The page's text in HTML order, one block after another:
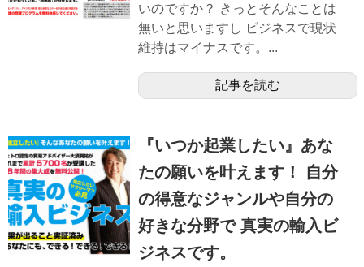
いのですか？ きっとそんなことは
無いと思いますし ビジネスで現状
維持はマイナスです。...
記事を読む
『いつか起業したい』あな
たの願いを叶えます！ 自分
の得意なジャンルや自分の
好きな分野で 真実の輸入ビ
ジネスです。